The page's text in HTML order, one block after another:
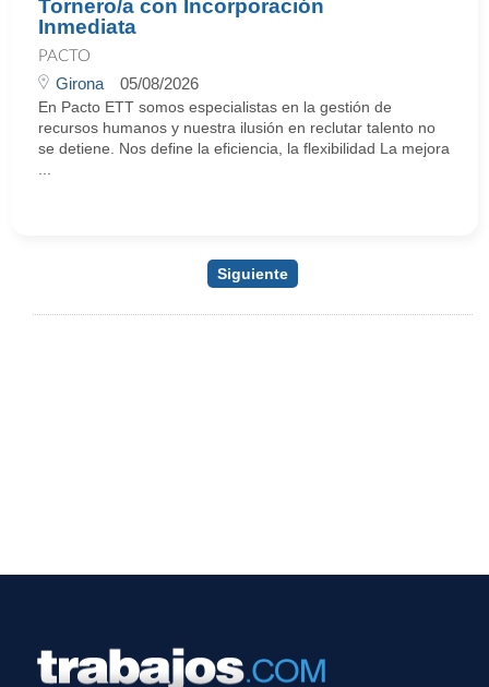
Tornero/a con Incorporación
Inmediata
PACTO
Girona 05/08/2026
En Pacto ETT somos especialistas en la gestión de
recursos humanos y nuestra ilusión en reclutar talento no
se detiene. Nos define la eficiencia, la flexibilidad La mejora
Siguiente